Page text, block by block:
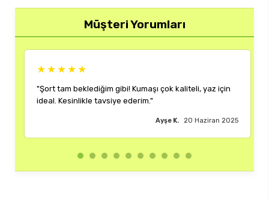
Müşteri Yorumları
beklediğim gibi! Kumaşı çok kaliteli, yaz için
tavsiye ederim."
20 Haziran 2025
"Rengi ve